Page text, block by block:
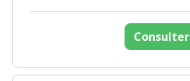
Consulter